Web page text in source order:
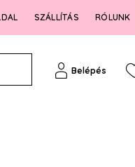
SZÁLLÍTÁS RÓLUNK
Belépés